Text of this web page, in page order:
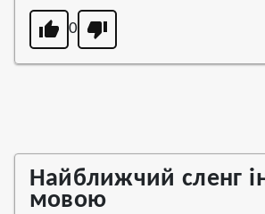
0
Найближчий сленг
мовою